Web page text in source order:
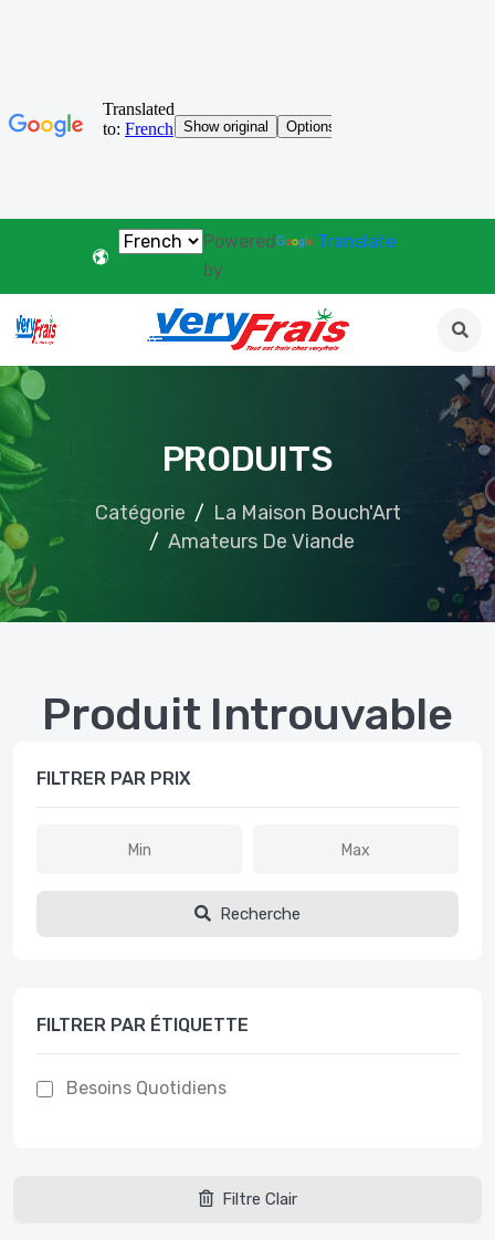
Powered
by
Translate
PRODUITS
Catégorie
La Maison Bouch'Art
Amateurs De Viande
FILTRER PAR PRIX
Recherche
FILTRER PAR ÉTIQUETTE
Besoins Quotidiens
Filtre Clair
Produit Introuvable